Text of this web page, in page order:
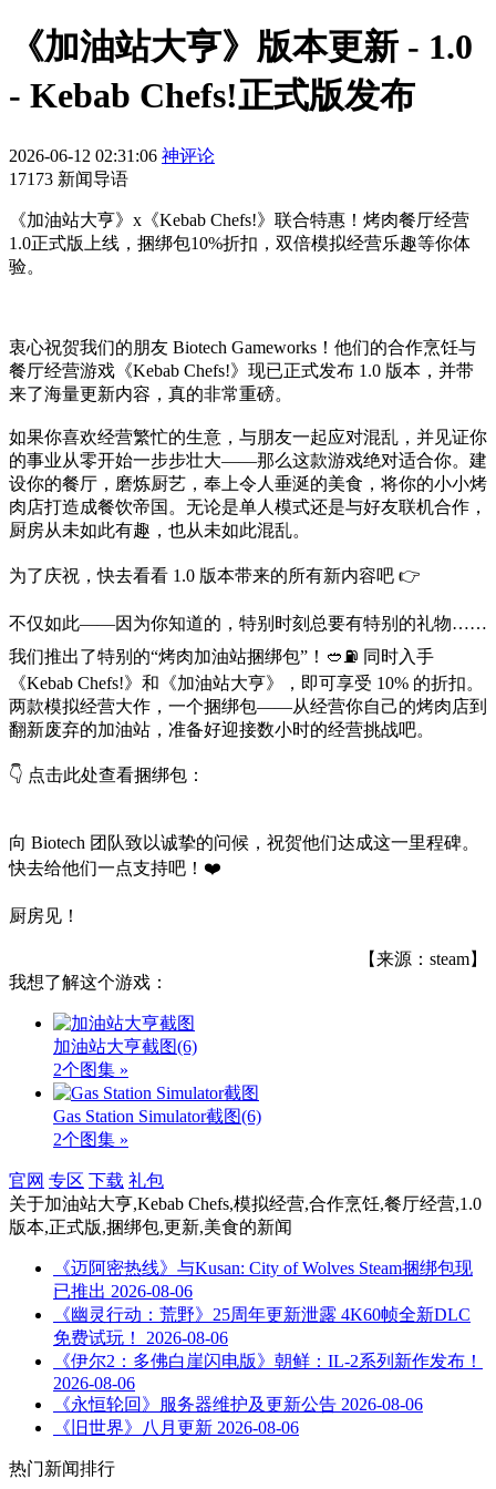
《加油站大亨》版本更新 - 1.0
- Kebab Chefs!正式版发布
2026-06-12 02:31:06 神评论
17173 新闻导语
《加油站大亨》x《Kebab Chefs!》联合特惠！烤肉餐厅经营
1.0正式版上线，捆绑包10%折扣，双倍模拟经营乐趣等你体
验。
衷心祝贺我们的朋友 Biotech Gameworks！他们的合作烹饪与
餐厅经营游戏《Kebab Chefs!》现已正式发布 1.0 版本，并带
来了海量更新内容，真的非常重磅。
如果你喜欢经营繁忙的生意，与朋友一起应对混乱，并见证你
的事业从零开始一步步壮大——那么这款游戏绝对适合你。建
设你的餐厅，磨炼厨艺，奉上令人垂涎的美食，将你的小小烤
肉店打造成餐饮帝国。无论是单人模式还是与好友联机合作，
厨房从未如此有趣，也从未如此混乱。
为了庆祝，快去看看 1.0 版本带来的所有新内容吧 👉
不仅如此——因为你知道的，特别时刻总要有特别的礼物……
我们推出了特别的“烤肉加油站捆绑包”！🥙⛽ 同时入手
《Kebab Chefs!》和《加油站大亨》，即可享受 10% 的折扣。
两款模拟经营大作，一个捆绑包——从经营你自己的烤肉店到
翻新废弃的加油站，准备好迎接数小时的经营挑战吧。
👇 点击此处查看捆绑包：
向 Biotech 团队致以诚挚的问候，祝贺他们达成这一里程碑。
快去给他们一点支持吧！❤️
厨房见！
【来源：steam】
我想了解这个游戏：
加油站大亨截图(6)
2个图集 »
Gas Station Simulator截图(6)
2个图集 »
官网 专区 下载 礼包
关于加油站大亨,Kebab Chefs,模拟经营,合作烹饪,餐厅经营,1.0
版本,正式版,捆绑包,更新,美食的新闻
《迈阿密热线》与Kusan: City of Wolves Steam捆绑包现
已推出 2026-08-06
《幽灵行动：荒野》25周年更新泄露 4K60帧全新DLC
免费试玩！
2026-08-06
《伊尔2：多佛白崖闪电版》朝鲜：IL-2系列新作发布！
2026-08-06
《永恒轮回》服务器维护及更新公告 2026-08-06
《旧世界》八月更新 2026-08-06
热门新闻排行